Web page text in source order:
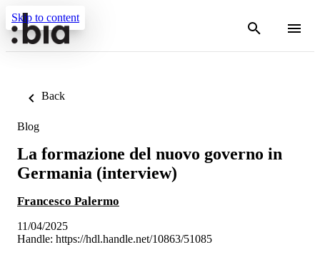
Skip to content
Back
Blog
La formazione del nuovo governo in
Germania (interview)
Francesco Palermo
11/04/2025
Handle: https://hdl.handle.net/10863/51085